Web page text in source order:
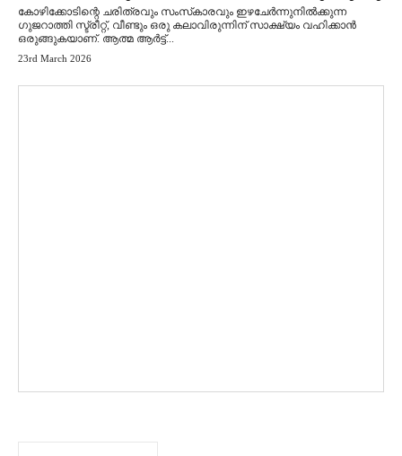
കോഴിക്കോടിന്റെ ചരിത്രവും സംസ്‌കാരവും ഇഴചേർന്നുനിൽക്കുന്ന
ഗുജറാത്തി സ്ട്രീറ്റ്, വീണ്ടും ഒരു കലാവിരുന്നിന് സാക്ഷ്യം വഹിക്കാൻ
ഒരുങ്ങുകയാണ്. ആത്മ ആർട്ട്...
23rd March 2026